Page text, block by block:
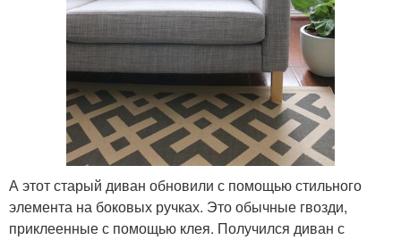
А этот старый диван обновили с помощью стильного
элемента на боковых ручках. Это обычные гвозди,
приклеенные с помощью клея. Получился диван с